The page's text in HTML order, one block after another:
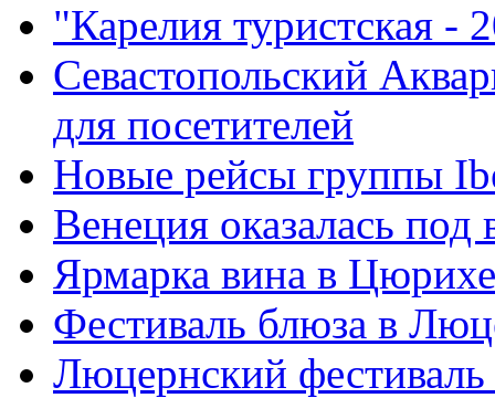
"Карелия туристская -
Севастопольский
для посетителей
Новые рейсы группы
Венеция оказалась под
Ярмарка вина в
Фестиваль блюза в
Люцернский